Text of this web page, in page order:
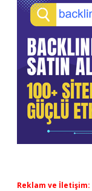
Reklam ve İletişim: